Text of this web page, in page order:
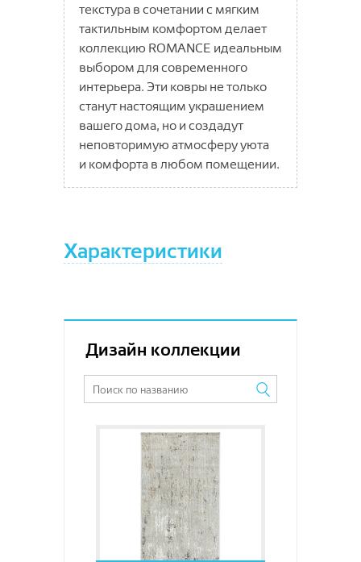
текстура в сочетании с мягким
тактильным комфортом делает
коллекцию ROMANCE идеальным
выбором для современного
интерьера. Эти ковры не только
станут настоящим украшением
вашего дома, но и создадут
неповторимую атмосферу уюта
и комфорта в любом помещении.
Характеристики
Дизайн коллекции
Увеличить